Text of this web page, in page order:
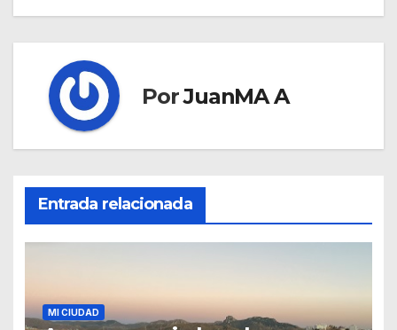
PorJuanMA A
Entrada relacionada
MI CIUDAD